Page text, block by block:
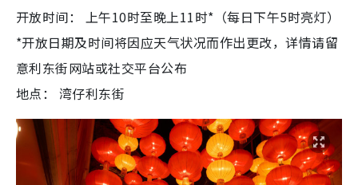
开放时间： 上午10时至晚上11时*（每日下午5时亮灯）
*开放日期及时间将因应天气状况而作出更改，详情请留
意利东街网站或社交平台公布
地点： 湾仔利东街